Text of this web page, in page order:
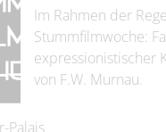
Im Rahmen der
Stummfilmwoche:
expressionistischer
von F.W. Murnau.
Palais